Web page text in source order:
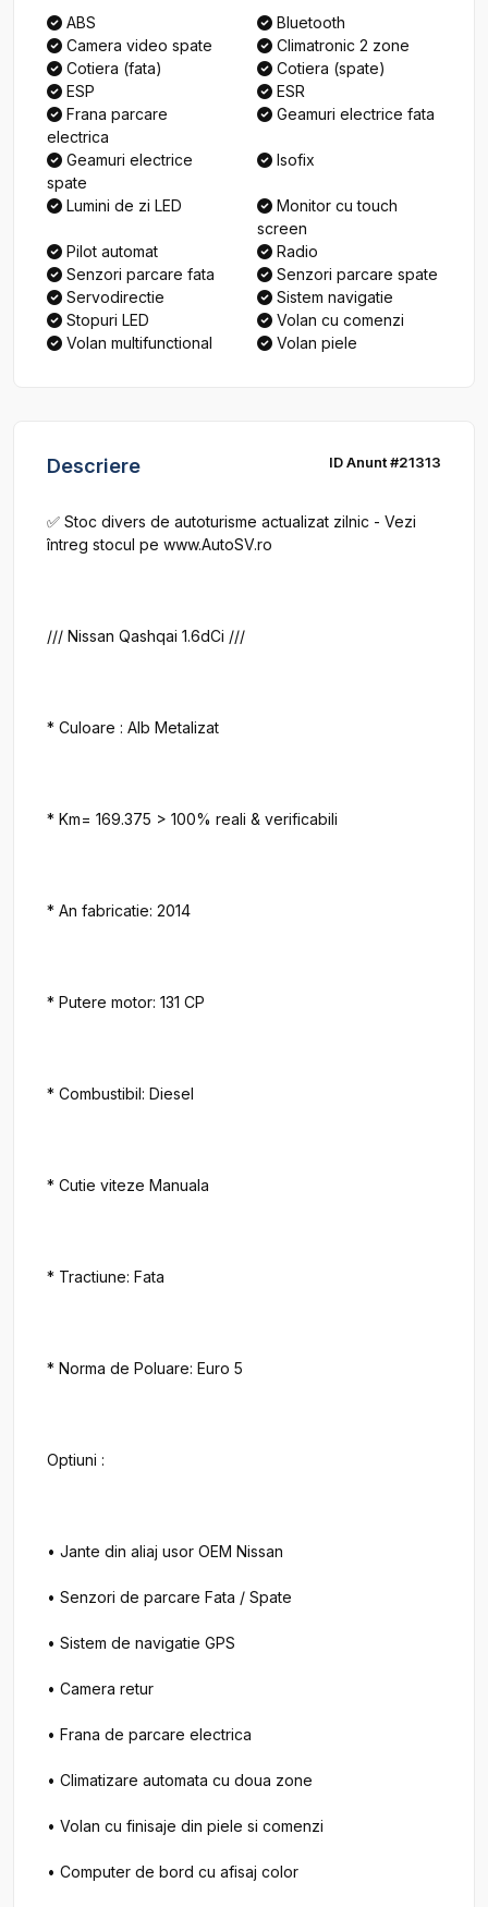
ABS
Bluetooth
Camera video spate
Climatronic 2 zone
Cotiera (fata)
Cotiera (spate)
ESP
ESR
Frana parcare
electrica
Geamuri electrice fata
Geamuri electrice
spate
Isofix
Lumini de zi LED
Monitor cu touch
screen
Pilot automat
Radio
Senzori parcare fata
Senzori parcare spate
Servodirectie
Sistem navigatie
Stopuri LED
Volan cu comenzi
Volan multifunctional
Volan piele
Descriere ID Anunt #21313
✅ Stoc divers de autoturisme actualizat zilnic - Vezi
întreg stocul pe www.AutoSV.ro
/// Nissan Qashqai 1.6dCi ///
* Culoare : Alb Metalizat
* Km= 169.375 > 100% reali & verificabili
* An fabricatie: 2014
* Putere motor: 131 CP
* Combustibil: Diesel
* Cutie viteze Manuala
* Tractiune: Fata
* Norma de Poluare: Euro 5
Optiuni :
• Jante din aliaj usor OEM Nissan
• Senzori de parcare Fata / Spate
• Sistem de navigatie GPS
• Camera retur
• Frana de parcare electrica
• Climatizare automata cu doua zone
• Volan cu finisaje din piele si comenzi
• Computer de bord cu afisaj color